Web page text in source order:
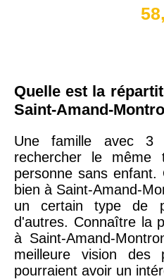
Quelle est la
Saint-Amand-
Une famille avec
rechercher le même
personne sans
bien à Saint-Amand-
un certain type de
d'autres. Connaître la
à Saint-Amand-
meilleure vision des
pourraient avoir un